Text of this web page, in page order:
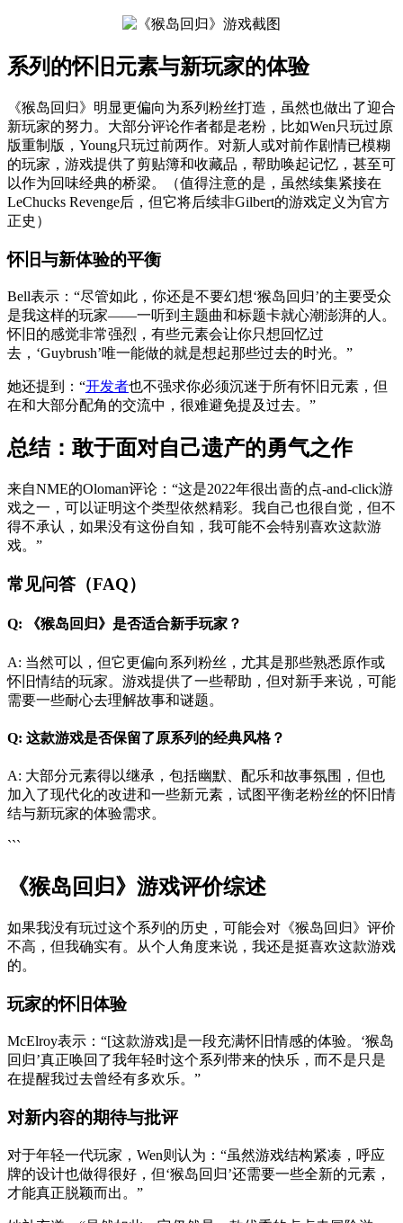
系列的怀旧元素与新玩家的体验
《猴岛回归》明显更偏向为系列粉丝打造，虽然也做出了迎合
新玩家的努力。大部分评论作者都是老粉，比如Wen只玩过原
版重制版，Young只玩过前两作。对新人或对前作剧情已模糊
的玩家，游戏提供了剪贴簿和收藏品，帮助唤起记忆，甚至可
以作为回味经典的桥梁。（值得注意的是，虽然续集紧接在
LeChucks Revenge后，但它将后续非Gilbert的游戏定义为官方
正史）
怀旧与新体验的平衡
Bell表示：“尽管如此，你还是不要幻想‘猴岛回归’的主要受众
是我这样的玩家——一听到主题曲和标题卡就心潮澎湃的人。
怀旧的感觉非常强烈，有些元素会让你只想回忆过
去，‘Guybrush’唯一能做的就是想起那些过去的时光。”
她还提到：“开发者也不强求你必须沉迷于所有怀旧元素，但
在和大部分配角的交流中，很难避免提及过去。”
总结：敢于面对自己遗产的勇气之作
来自NME的Oloman评论：“这是2022年很出啬的点-and-click游
戏之一，可以证明这个类型依然精彩。我自己也很自觉，但不
得不承认，如果没有这份自知，我可能不会特别喜欢这款游
戏。”
常见问答（FAQ）
Q: 《猴岛回归》是否适合新手玩家？
A: 当然可以，但它更偏向系列粉丝，尤其是那些熟悉原作或
怀旧情结的玩家。游戏提供了一些帮助，但对新手来说，可能
需要一些耐心去理解故事和谜题。
Q: 这款游戏是否保留了原系列的经典风格？
A: 大部分元素得以继承，包括幽默、配乐和故事氛围，但也
加入了现代化的改进和一些新元素，试图平衡老粉丝的怀旧情
结与新玩家的体验需求。
```
《猴岛回归》游戏评价综述
如果我没有玩过这个系列的历史，可能会对《猴岛回归》评价
不高，但我确实有。从个人角度来说，我还是挺喜欢这款游戏
的。
玩家的怀旧体验
McElroy表示：“[这款游戏]是一段充满怀旧情感的体验。‘猴岛
回归’真正唤回了我年轻时这个系列带来的快乐，而不是只是
在提醒我过去曾经有多欢乐。”
对新内容的期待与批评
对于年轻一代玩家，Wen则认为：“虽然游戏结构紧凑，呼应
牌的设计也做得很好，但‘猴岛回归’还需要一些全新的元素，
才能真正脱颖而出。”